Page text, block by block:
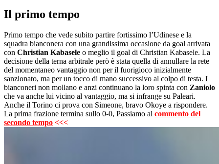
Il primo tempo
Primo tempo che vede subito partire fortissimo l’Udinese e la
squadra bianconera con una grandissima occasione da goal arrivata
con Christian Kabasele o meglio il goal di Christian Kabasele. La
decisione della terna arbitrale però è stata quella di annullare la rete
del momentaneo vantaggio non per il fuorigioco inizialmente
sanzionato, ma per un tocco di mano successivo al colpo di testa. I
bianconeri non mollano e anzi continuano la loro spinta con Zaniolo
che va anche lui vicino al vantaggio, ma si infrange su Paleari.
Anche il Torino ci prova con Simeone, bravo Okoye a rispondere.
La prima frazione termina sullo 0-0, Passiamo al commento del
secondo tempo <<<